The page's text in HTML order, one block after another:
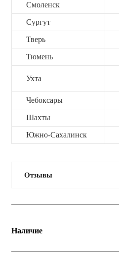
Смоленск
Сургут
Тверь
Тюмень
Ухта
Чебоксары
Шахты
Южно-Сахалинск
Отзывы
Наличие